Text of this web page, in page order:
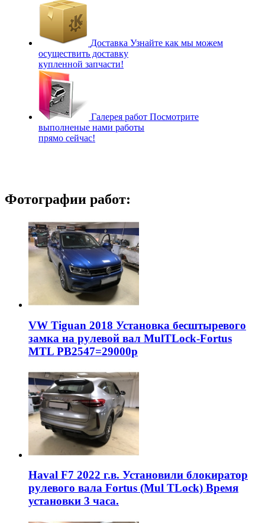
Доставка Узнайте как мы можем
осуществить доставку
купленной запчасти!
Галерея работ Посмотрите
выполненые нами работы
прямо сейчас!
Фотографии работ:
VW Tiguan 2018 Установка бесштыревого
замка на рулевой вал MulTLock-Fortus
MTL РВ2547=29000р
Haval F7 2022 г.в. Установили блокиратор
рулевого вала Fortus (Mul TLock) Время
установки 3 часа.